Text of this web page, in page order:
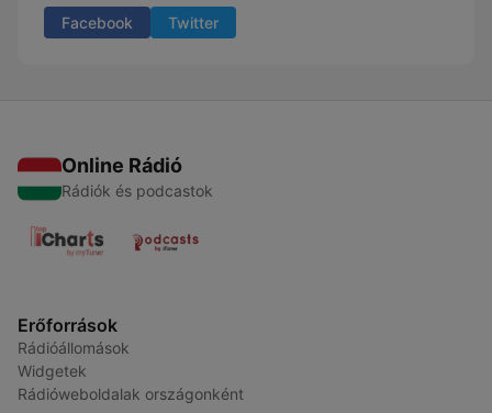
Facebook Twitter
Online Rádió
Rádiók és podcastok
Erőforrások
Rádióállomások
Widgetek
Rádióweboldalak országonként